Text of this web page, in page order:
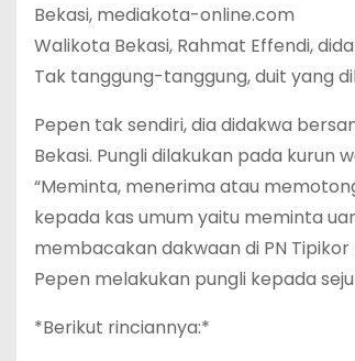
Bekasi, mediakota-online.com
Walikota Bekasi, Rahmat Effendi,
Tak tanggung-tanggung, duit yang
Pepen tak sendiri, dia didakwa
Bekasi. Pungli dilakukan pada kurun
“Meminta, menerima atau
kepada kas umum yaitu meminta
membacakan dakwaan di PN Tipikor
Pepen melakukan pungli kepada
*Berikut rinciannya:*